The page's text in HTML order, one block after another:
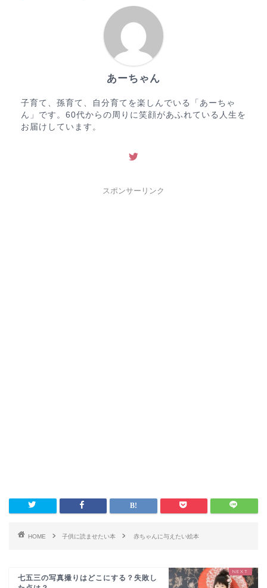
あーちゃん
子育て、孫育て、自分育てを楽しんでいる「あーちゃ
ん」です。60代からの周りに笑顔があふれている人生を
お届けしています。
スポンサーリンク
HOME 子供に読ませたい本 赤ちゃんに与えたい絵本
七五三の写真撮りはどこにする？失敗し